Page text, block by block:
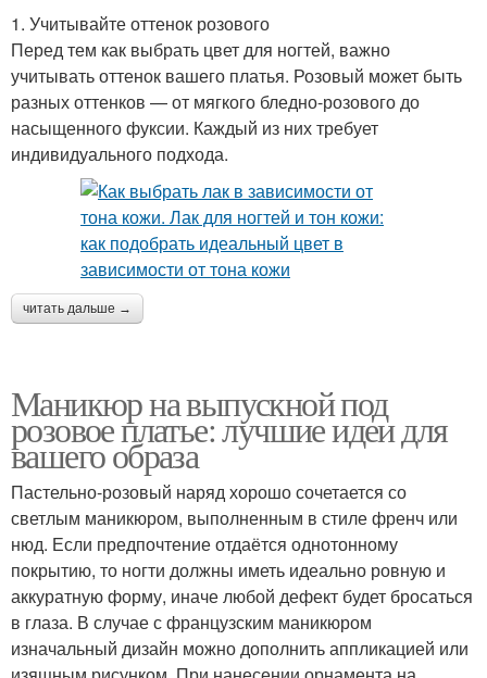
1. Учитывайте оттенок розового
Перед тем как выбрать цвет для ногтей, важно
учитывать оттенок вашего платья. Розовый может быть
разных оттенков — от мягкого бледно-розового до
насыщенного фуксии. Каждый из них требует
индивидуального подхода.
читать дальше →
Маникюр на выпускной под
розовое платье: лучшие идеи для
вашего образа
Пастельно-розовый наряд хорошо сочетается со
светлым маникюром, выполненным в стиле френч или
нюд. Если предпочтение отдаётся однотонному
покрытию, то ногти должны иметь идеально ровную и
аккуратную форму, иначе любой дефект будет бросаться
в глаза. В случае с французским маникюром
изначальный дизайн можно дополнить аппликацией или